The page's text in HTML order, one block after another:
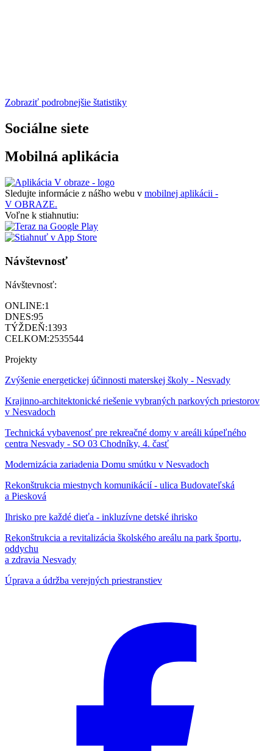
Zobraziť podrobnejšie štatistiky
Sociálne siete
Mobilná aplikácia
Sledujte informácie z nášho webu v mobilnej aplikácii -
V OBRAZE.
Voľne k stiahnutiu:
Návštevnosť
Návštevnosť:
ONLINE:1
DNES:95
TÝŽDEŇ:1393
CELKOM:2535544
Projekty
Zvýšenie energetickej účinnosti materskej školy - Nesvady
Krajinno-architektonické riešenie vybraných parkových priestorov
v Nesvadoch
Technická vybavenosť pre rekreačné domy v areáli kúpeľného
centra Nesvady - SO 03 Chodníky, 4. časť
Modernizácia zariadenia Domu smútku v Nesvadoch
Rekonštrukcia miestnych komunikácií - ulica Budovateľská
a Piesková
Ihrisko pre každé dieťa - inkluzívne detské ihrisko
Rekonštrukcia a revitalizácia školského areálu na park športu,
oddychu
a zdravia Nesvady
Úprava a údržba verejných priestranstiev